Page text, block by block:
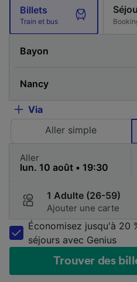
Billets
Train et bus
Via
Aller simple
Aller
1 Adulte (26-59)
Ajouter une carte
Économisez jusqu'à 20
séjours avec Genius
Trouver des